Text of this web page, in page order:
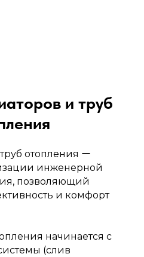
и труб
отопления ー
инженерной
позволяющий
и комфорт
начинается с
(слив
→